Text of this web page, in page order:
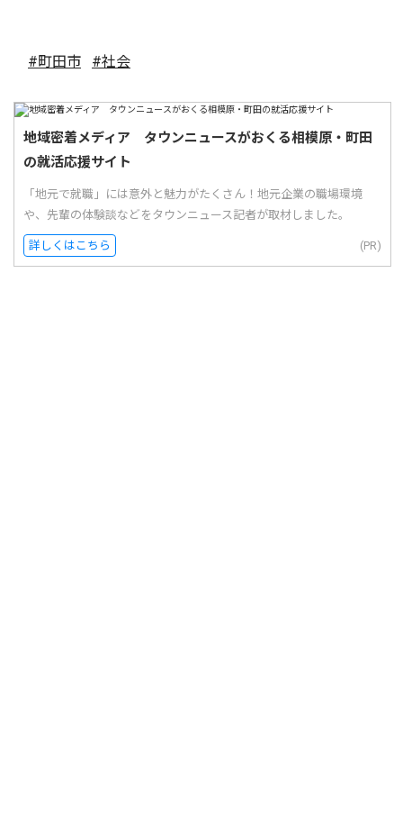
#町田市 #社会
地域密着メディア タウンニュースがおくる相模原・町田
の就活応援サイト
「地元で就職」には意外と魅力がたくさん！地元企業の職場環境
や、先輩の体験談などをタウンニュース記者が取材しました。
詳しくはこちら (PR)